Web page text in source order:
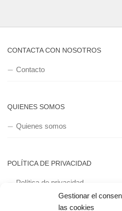
Gestionar el
las cookies
CONTACTA CON NOSOTROS
Contacto
QUIENES SOMOS
Quienes somos
POLÍTICA DE PRIVACIDAD
Política de privacidad